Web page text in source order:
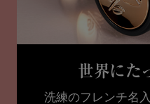
世界にた
洗練のフレンチ名